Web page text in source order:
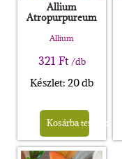
Allium
Atropurpureum
Allium
321 Ft /db
Készlet: 20 db
Kosárba teszem